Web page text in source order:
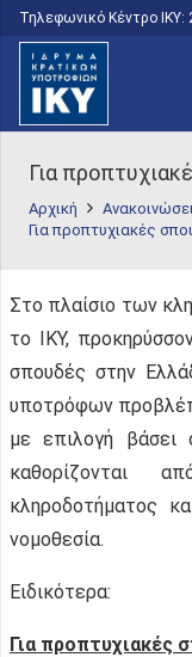
Τηλεφωνικό Κέντρο IKY:
Για
Αρχική
Για προπτυχιακές
Στο πλαίσιο των
το IKY,
σπουδές στην
υποτρόφων
με επιλογή βάσει
καθορίζονται
κληροδοτήματος
νομοθεσία.
Ειδικότερα:
Για προπτυχιακές